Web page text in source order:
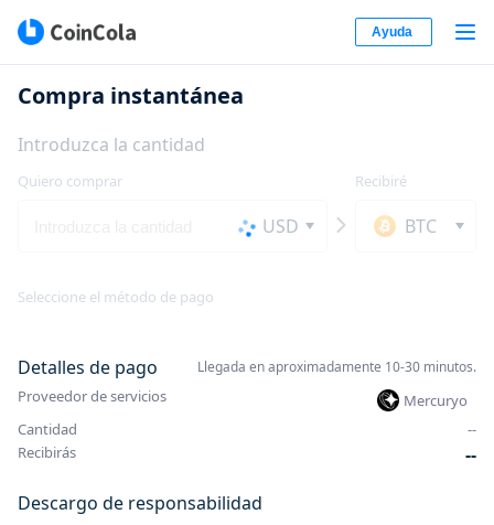
Ayuda
Compra instantánea
Introduzca la cantidad
Quiero comprar
USD
Recibiré
BTC
Seleccione el método de pago
Detalles de pago Llegada en aproximadamente 10-30 minutos.
Proveedor de servicios
Mercuryo
Cantidad
--
Recibirás
--
Descargo de responsabilidad